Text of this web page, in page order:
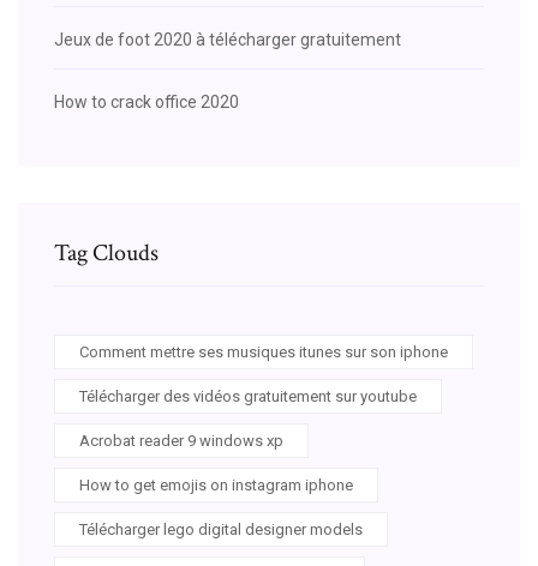
Jeux de foot 2020 à télécharger gratuitement
How to crack office 2020
Tag Clouds
Comment mettre ses musiques itunes sur son iphone
Télécharger des vidéos gratuitement sur youtube
Acrobat reader 9 windows xp
How to get emojis on instagram iphone
Télécharger lego digital designer models